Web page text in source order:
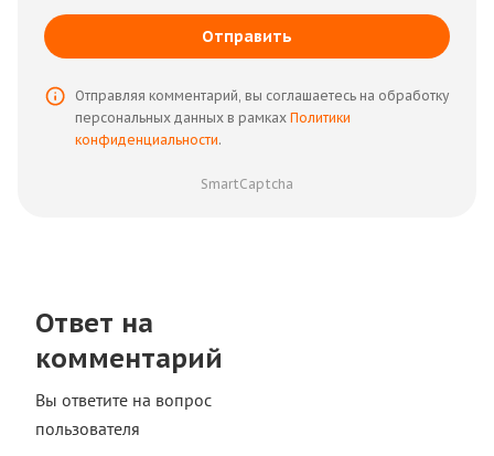
Отправляя комментарий, вы соглашаетесь на обработку
персональных данных в рамках Политики
конфиденциальности.
Отправить
SmartCaptcha
Ответ на
комментарий
Вы ответите на вопрос
пользователя